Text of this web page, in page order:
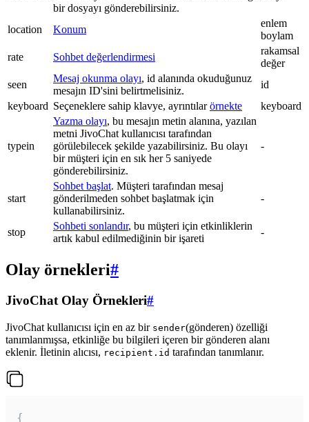
bir dosyayı gönderebilirsiniz.
location Konum
enlem
boylam
rate
Sohbet değerlendirmesi
rakamsal
değer
seen
Mesaj okunma olayı, id alanında okuduğunuz
mesajın ID'sini belirtmelisiniz.
id
keyboard Seçeneklere sahip klavye, ayrıntılarörnekte keyboard
typein
Yazma olayı, bu mesajın metin alanına, yazılan
metni JivoChat kullanıcısı tarafından
görülebilecek şekilde yazabilirsiniz. Bu olayı
bir müşteri için en sık her 5 saniyede
gönderebilirsiniz.
-
start
Sohbet başlat. Müşteri tarafından mesaj
gönderilmeden sohbet başlatmak için
kullanabilirsiniz.
-
stop
Sohbeti sonlandır, bu müşteri için etkinliklerin
artık kabul edilmediğinin bir işareti
-
Olay örnekleri#
JivoChat Olay Örnekleri#
JivoChat kullanıcısı için en az bir sender(gönderen) özelliği
tanımlanmışsa, etkinliğe bu bilgileri içeren bir gönderen alanı
eklenir. İletinin alıcısı, recipient.id tarafından tanımlanır.
{